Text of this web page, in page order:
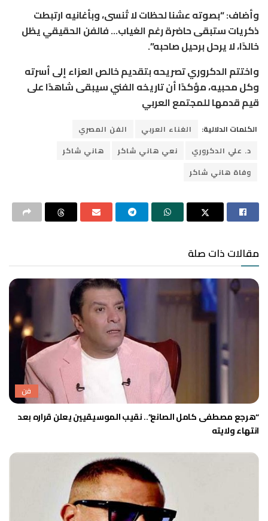
وأضاف: “بصوته عشنا لحظات لا تُنسى، وبأغانيه ارتبطت
ذكريات ستبقى حاضرة رغم الغياب… فالفن الحقيقي يظل
خالدًا، لا يرحل برحيل صاحبه”.
واختتم الدكروري تصريحه بتقديم خالص العزاء إلى أسرته
وكل محبيه، مؤكدًا أن تاريخه الفني سيبقى شاهدًا على
قيم قدمها للمجتمع العربي
الكلمات الدلالية: الغناء العربي
الفن المصري
د. علي الدكروري
نعي هاني شاكر
هاني شاكر
وفاة هاني شاكر
مقالات ذات صلة
فن
“هرجع مصطفى كامل الصانع”.. نقيب الموسيقيين يعلن قراره بعد
انتهاء ولايته